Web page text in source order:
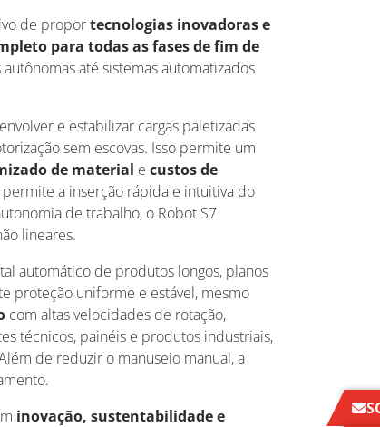
de proportecnologias inovadoras e
para todas as fases de fim de
até sistemas automatizados
e estabilizar cargas paletizadas
sem escovas. Isso permite um
de material e custos de
a inserção rápida e intuitiva do
de trabalho, o Robot S7
lineares.
automático de produtos longos, planos
proteção uniforme e estável, mesmo
com altas velocidades de rotação,
técnicos, painéis e produtos industriais,
de reduzir o manuseio manual, a
inovação, sustentabilidade e